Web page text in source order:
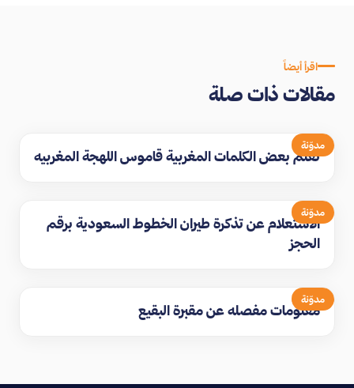
اقرأ أيضاً
مقالات ذات صلة
مدوّنة
تعلم بعض الكلمات المغربية قاموس اللهجة المغربيه
مدوّنة
الاستعلام عن تذكرة طيران الخطوط السعودية برقم
الحجز
مدوّنة
معلومات مفصله عن مقبرة البقيع